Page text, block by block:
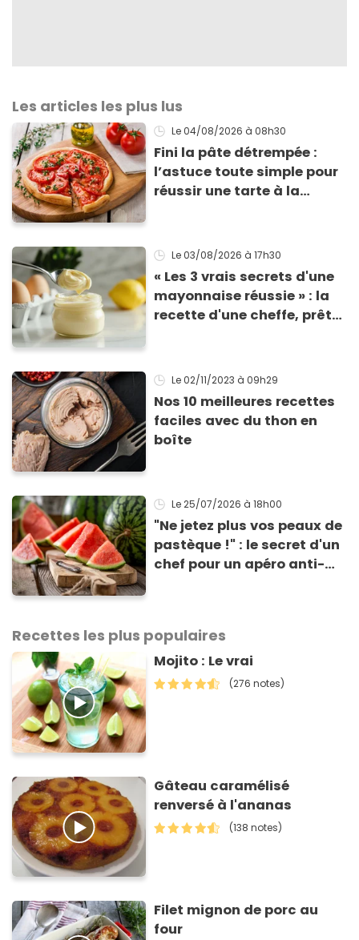
Les articles les plus lus
Le 04/08/2026 à 08h30
Fini la pâte détrempée :
l’astuce toute simple pour
réussir une tarte à la
Le 03/08/2026 à 17h30
« Les 3 vrais secrets d'une
mayonnaise réussie » : la
recette d'une cheffe, prête
Le 02/11/2023 à 09h29
Nos 10 meilleures recettes
faciles avec du thon en
boîte
Le 25/07/2026 à 18h00
"Ne jetez plus vos peaux de
pastèque !" : le secret d'un
chef pour un apéro anti-
Recettes les plus populaires
Mojito : Le vrai
(276 notes)
Gâteau caramélisé
renversé à l'ananas
(138 notes)
Filet mignon de porc au
four